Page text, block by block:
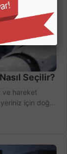
Seçilir?
ve hareket
yeriniz için doğru